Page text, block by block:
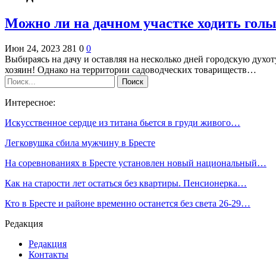
Можно ли на дачном участке ходить
Июн 24, 2023 281 0 0
Выбираясь на дачу и оставляя на несколько дней городскую
хозяин! Однако на территории садоводческих товариществ…
Интересное:
Искусственное сердце из титана бьется в груди живого…
Легковушка сбила мужчину в Бресте
На соревнованиях в Бресте установлен новый национальный…
Как на старости лет остаться без квартиры. Пенсионерка…
Кто в Бресте и районе временно останется без света 26-29…
Редакция
Редакция
Контакты